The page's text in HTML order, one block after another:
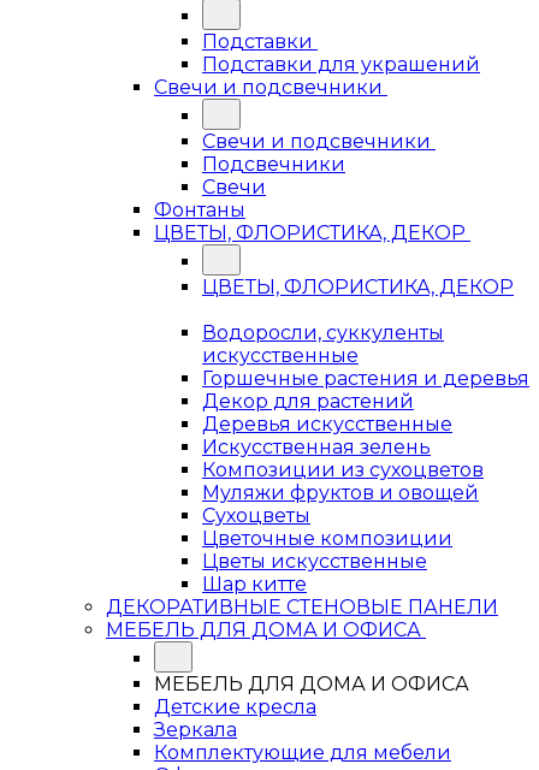
Подставки
Подставки для украшений
Свечи и подсвечники
Свечи и подсвечники
Подсвечники
Свечи
Фонтаны
ЦВЕТЫ, ФЛОРИСТИКА, ДЕКОР
ЦВЕТЫ, ФЛОРИСТИКА, ДЕКОР
Водоросли, суккуленты
искусственные
Горшечные растения и деревья
Декор для растений
Деревья искусственные
Искусственная зелень
Композиции из сухоцветов
Муляжи фруктов и овощей
Сухоцветы
Цветочные композиции
Цветы искусственные
Шар китте
ДЕКОРАТИВНЫЕ СТЕНОВЫЕ ПАНЕЛИ
МЕБЕЛЬ ДЛЯ ДОМА И ОФИСА
МЕБЕЛЬ ДЛЯ ДОМА И ОФИСА
Детские кресла
Зеркала
Комплектующие для мебели